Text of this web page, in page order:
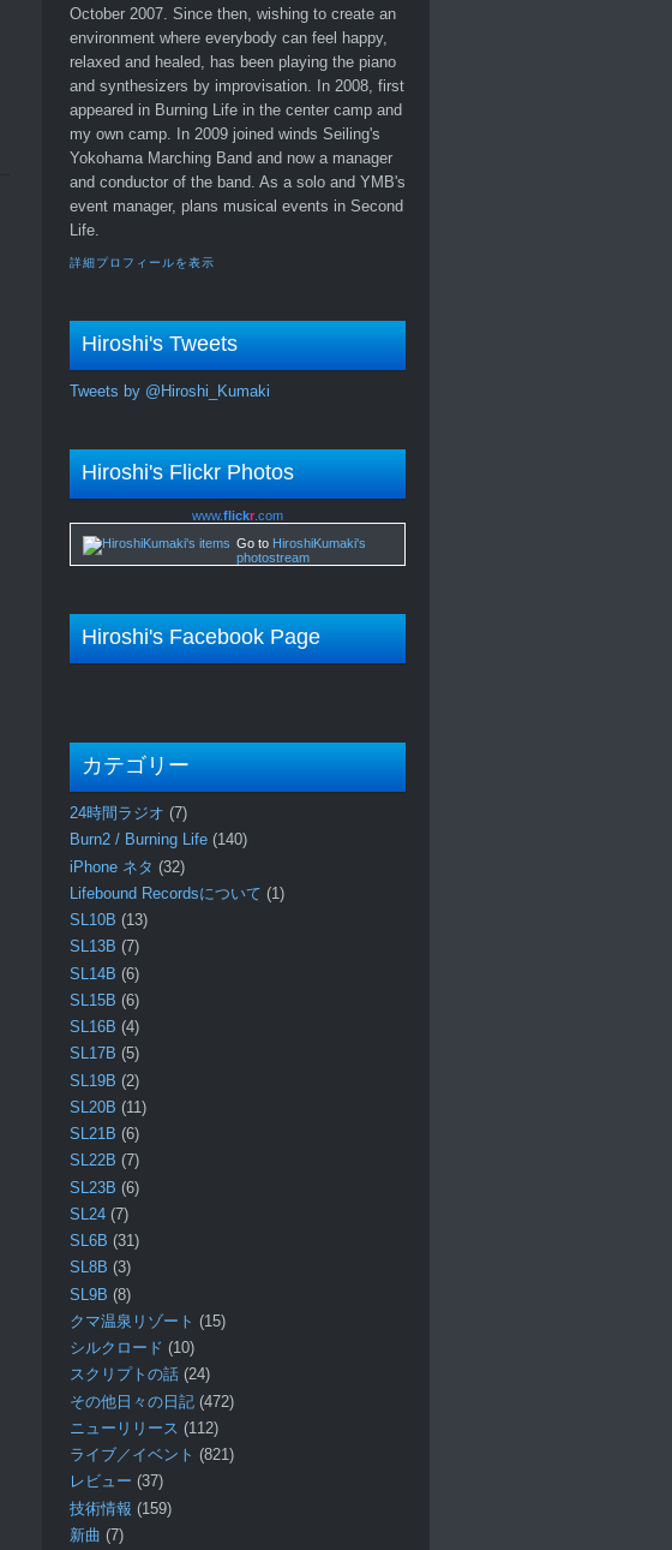
October 2007. Since then, wishing to create an
environment where everybody can feel happy,
relaxed and healed, has been playing the piano
and synthesizers by improvisation. In 2008, first
appeared in Burning Life in the center camp and
my own camp. In 2009 joined winds Seiling's
Yokohama Marching Band and now a manager
and conductor of the band. As a solo and YMB's
event manager, plans musical events in Second
Life.
詳細プロフィールを表示
Hiroshi's Tweets
Tweets by @Hiroshi_Kumaki
Hiroshi's Flickr Photos
www.flickr .com
Go to HiroshiKumaki's
photostream
Hiroshi's Facebook Page
カテゴリー
24時間ラジオ (7)
Burn2 / Burning Life (140)
iPhone ネタ (32)
Lifebound Recordsについて (1)
SL10B (13)
SL13B (7)
SL14B (6)
SL15B (6)
SL16B (4)
SL17B (5)
SL19B (2)
SL20B (11)
SL21B (6)
SL22B (7)
SL23B (6)
SL24 (7)
SL6B (31)
SL8B (3)
SL9B (8)
クマ温泉リゾート (15)
シルクロード (10)
スクリプトの話 (24)
その他日々の日記 (472)
ニューリリース (112)
ライブ／イベント (821)
レビュー (37)
技術情報 (159)
新曲 (7)